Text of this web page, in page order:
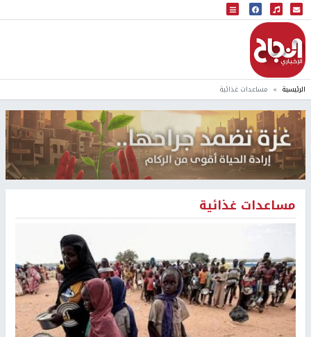
البث المباشر
إذاعة النجاح
الرئيسية مساعدات غذائية
مساعدات غذائية